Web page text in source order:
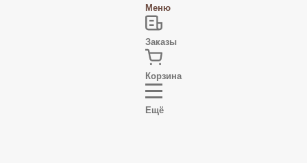
Меню
Заказы
Корзина
Ещё